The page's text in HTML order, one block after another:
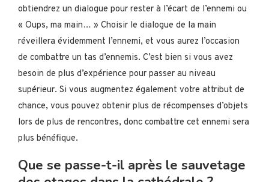
obtiendrez un dialogue pour rester à l’écart de l’ennemi ou
« Oups, ma main… » Choisir le dialogue de la main
réveillera évidemment l’ennemi, et vous aurez l’occasion
de combattre un tas d’ennemis. C’est bien si vous avez
besoin de plus d’expérience pour passer au niveau
supérieur. Si vous augmentez également votre attribut de
chance, vous pouvez obtenir plus de récompenses d’objets
lors de plus de rencontres, donc combattre cet ennemi sera
plus bénéfique.
Que se passe-t-il après le sauvetage